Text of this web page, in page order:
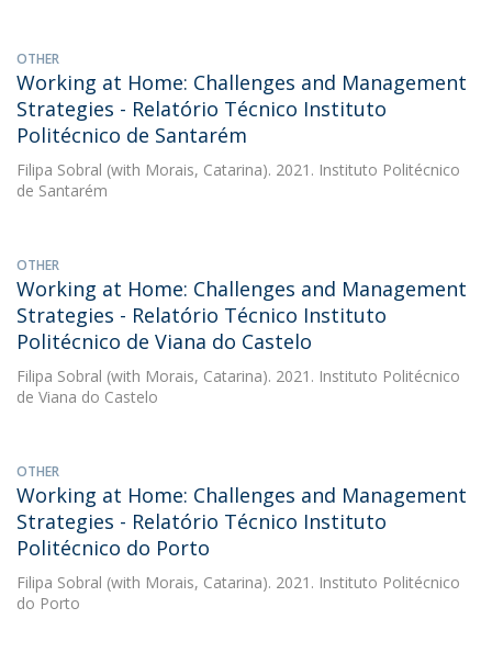
OTHER
Working at Home: Challenges and Management
Strategies - Relatório Técnico Instituto
Politécnico de Santarém
Filipa Sobral (with Morais, Catarina). 2021. Instituto Politécnico
de Santarém
OTHER
Working at Home: Challenges and Management
Strategies - Relatório Técnico Instituto
Politécnico de Viana do Castelo
Filipa Sobral (with Morais, Catarina). 2021. Instituto Politécnico
de Viana do Castelo
OTHER
Working at Home: Challenges and Management
Strategies - Relatório Técnico Instituto
Politécnico do Porto
Filipa Sobral (with Morais, Catarina). 2021. Instituto Politécnico
do Porto